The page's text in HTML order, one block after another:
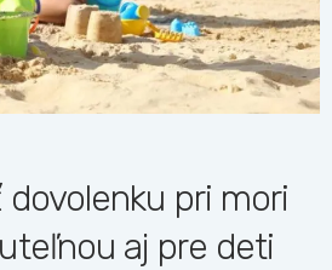
pri mori
aj pre deti